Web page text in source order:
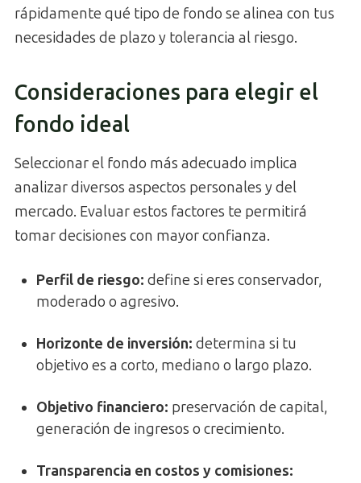
rápidamente qué tipo de fondo se alinea con tus
necesidades de plazo y tolerancia al riesgo.
Consideraciones para elegir el
fondo ideal
Seleccionar el fondo más adecuado implica
analizar diversos aspectos personales y del
mercado. Evaluar estos factores te permitirá
tomar decisiones con mayor confianza.
Perfil de riesgo: define si eres conservador,
moderado o agresivo.
Horizonte de inversión: determina si tu
objetivo es a corto, mediano o largo plazo.
Objetivo financiero: preservación de capital,
generación de ingresos o crecimiento.
Transparencia en costos y comisiones: